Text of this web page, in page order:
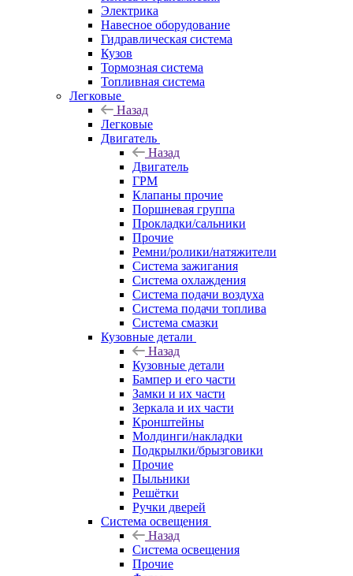
Электрика
Навесное оборудование
Гидравлическая система
Кузов
Тормозная система
Топливная система
Легковые
Назад
Легковые
Двигатель
Назад
Двигатель
ГРМ
Клапаны прочие
Поршневая группа
Прокладки/сальники
Прочие
Ремни/ролики/натяжители
Система зажигания
Система охлаждения
Система подачи воздуха
Система подачи топлива
Система смазки
Кузовные детали
Назад
Кузовные детали
Бампер и его части
Замки и их части
Зеркала и их части
Кронштейны
Молдинги/накладки
Подкрылки/брызговики
Прочие
Пыльники
Решётки
Ручки дверей
Система освещения
Назад
Система освещения
Прочие